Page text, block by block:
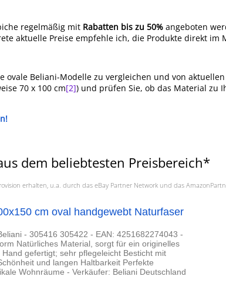
regelmäßig mit Rabatten bis zu 50% angeboten
aktuelle Preise empfehle ich, die Produkte direkt im
ovale Beliani-Modelle zu vergleichen und von
70 x 100 cm[2]) und prüfen Sie, ob das Material zu
dem beliebtesten Preisbereich*
erhalten, u.a. durch das eBay Partner Network und das
cm oval handgewebt Naturfaser
- 305416 305422 - EAN: 4251682274043 -
Natürliches Material, sorgt für ein originelles
gefertigt; sehr pflegeleicht Besticht mit
und langen Haltbarkeit Perfekte
Wohnräume - Verkäufer: Beliani Deutschland